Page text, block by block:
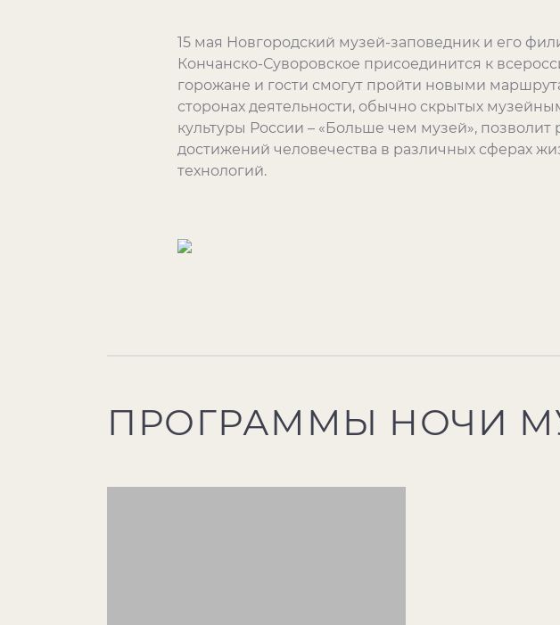
15 мая Новгородский музей-заповедник и его
Кончанско-Суворовское присоединится к
горожане и гости смогут пройти новыми
сторонах деятельности, обычно скрытых
культуры России – «Больше чем музей», позволит
достижений человечества в различных сферах
технологий.
ПРОГРАММЫ НОЧИ